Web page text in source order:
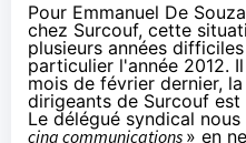
Pour Emmanuel De
chez Surcouf, cette
plusieurs années
particulier l'année 2012.
mois de février dernier,
dirigeants de Surcouf
Le délégué syndical
cinq communications » en